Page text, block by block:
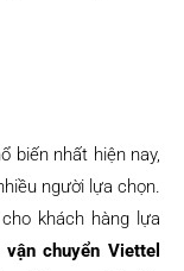
biến nhất hiện nay,
người lựa chọn.
khách hàng lựa
chuyển Viettel